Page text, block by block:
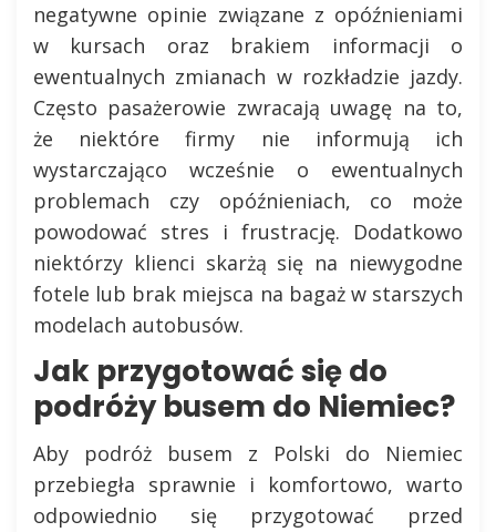
negatywne opinie związane z opóźnieniami
w kursach oraz brakiem informacji o
ewentualnych zmianach w rozkładzie jazdy.
Często pasażerowie zwracają uwagę na to,
że niektóre firmy nie informują ich
wystarczająco wcześnie o ewentualnych
problemach czy opóźnieniach, co może
powodować stres i frustrację. Dodatkowo
niektórzy klienci skarżą się na niewygodne
fotele lub brak miejsca na bagaż w starszych
modelach autobusów.
Jak przygotować się do
podróży busem do Niemiec?
Aby podróż busem z Polski do Niemiec
przebiegła sprawnie i komfortowo, warto
odpowiednio się przygotować przed